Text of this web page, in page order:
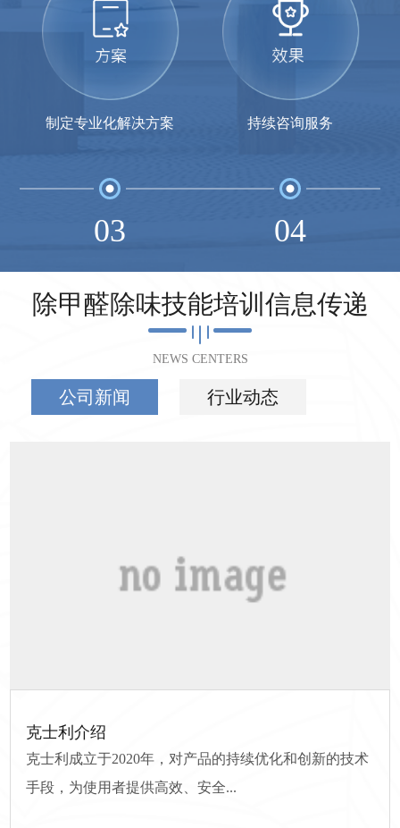
制定专业化解决方案
03
持续咨询服务
04
除甲醛除味技能培训信息传递
NEWS CENTERS
公司新闻 行业动态
克士利介绍
克士利成立于2020年，对产品的持续优化和创新的技术
手段，为使用者提供高效、安全...